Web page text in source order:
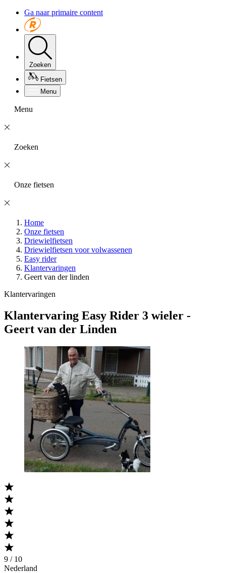
Ga naar primaire content
Zoeken
Fietsen
Menu
Menu
Zoeken
Onze fietsen
Home
Onze fietsen
Driewielfietsen
Driewielfietsen voor volwassenen
Easy rider
Klantervaringen
Geert van der linden
Klantervaringen
Klantervaring Easy Rider 3 wieler -
Geert van der Linden
9 / 10
Nederland